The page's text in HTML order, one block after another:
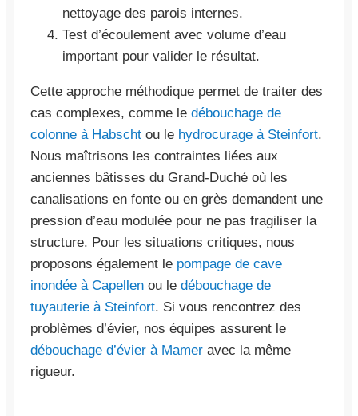
nettoyage des parois internes.
Test d’écoulement avec volume d’eau
important pour valider le résultat.
Cette approche méthodique permet de traiter des
cas complexes, comme le débouchage de
colonne à Habscht ou le hydrocurage à Steinfort.
Nous maîtrisons les contraintes liées aux
anciennes bâtisses du Grand-Duché où les
canalisations en fonte ou en grès demandent une
pression d’eau modulée pour ne pas fragiliser la
structure. Pour les situations critiques, nous
proposons également le pompage de cave
inondée à Capellen ou le débouchage de
tuyauterie à Steinfort. Si vous rencontrez des
problèmes d’évier, nos équipes assurent le
débouchage d’évier à Mamer avec la même
rigueur.